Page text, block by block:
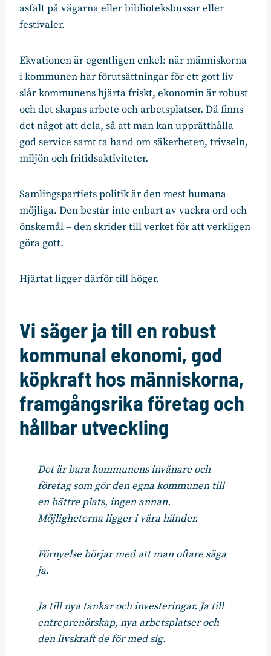
asfalt på vägarna eller biblioteksbussar eller
festivaler.
Ekvationen är egentligen enkel: när människorna
i kommunen har förutsättningar för ett gott liv
slår kommunens hjärta friskt, ekonomin är robust
och det skapas arbete och arbetsplatser. Då finns
det något att dela, så att man kan upprätthålla
god service samt ta hand om säkerheten, trivseln,
miljön och fritidsaktiviteter.
Samlingspartiets politik är den mest humana
möjliga. Den består inte enbart av vackra ord och
önskemål – den skrider till verket för att verkligen
göra gott.
Hjärtat ligger därför till höger.
Vi säger ja till en robust
kommunal ekonomi, god
köpkraft hos människorna,
framgångsrika företag och
hållbar utveckling
Det är bara kommunens invånare och
företag som gör den egna kommunen till
en bättre plats, ingen annan.
Möjligheterna ligger i våra händer.
Förnyelse börjar med att man oftare säga
ja.
Ja till nya tankar och investeringar. Ja till
entreprenörskap, nya arbetsplatser och
den livskraft de för med sig.